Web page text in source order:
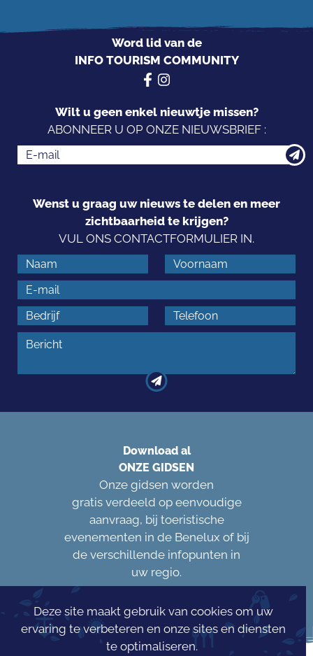
Word lid van de
INFO TOURISM COMMUNITY
Wilt u geen enkel nieuwtje missen?
ABONNEER U OP ONZE NIEUWSBRIEF :
Wenst u graag uw nieuws te delen en meer
zichtbaarheid te krijgen?
VUL ONS CONTACTFORMULIER IN.
Download al
ONZE GIDSEN
Onze gidsen worden
gratis verdeeld op eenvoudige
aanvraag, bij toeristische
evenementen in de Benelux of bij
de verschillende infopunten in
uw regio.
Deze site maakt gebruik van cookies om uw
ervaring te verbeteren en onze sites en diensten
te optimaliseren.